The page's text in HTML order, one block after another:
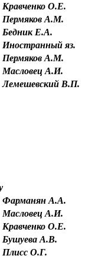
Кравченко О.Е.
Пермяков А.М.
Бедник Е.А.
Иностранный яз.
Пермяков А.М.
Масловец А.И.
Лемешевский В.П.
Фарманян А.А.
Масловец А.И.
Кравченко О.Е.
Бушуева А.В.
Плисс О.Г.